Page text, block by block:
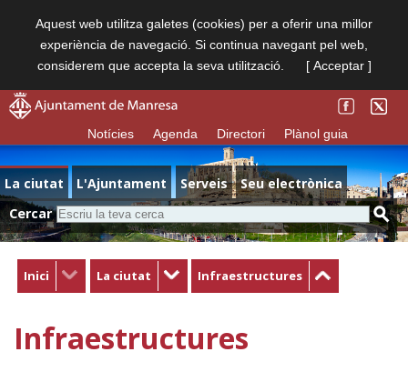
Aquest web utilitza galetes (cookies) per a oferir una millor
experiència de navegació. Si continua navegant pel web,
considerem que accepta la seva utilització.
[ Acceptar ]
Notícies Agenda Directori Plànol guia
La ciutat L'Ajuntament Serveis
Seu electrònica
Cercar
Inici La ciutat Infraestructures
Infraestructures